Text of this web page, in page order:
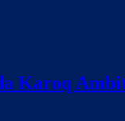
Karoq